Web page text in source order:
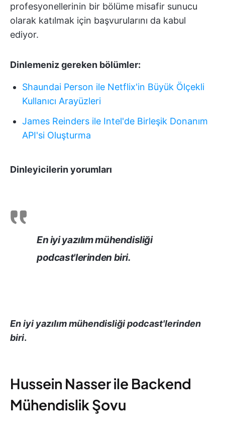
profesyonellerinin bir bölüme misafir sunucu
olarak katılmak için başvurularını da kabul
ediyor.
Dinlemeniz gereken bölümler:
Shaundai Person ile Netflix'in Büyük Ölçekli
Kullanıcı Arayüzleri
James Reinders ile Intel'de Birleşik Donanım
API'si Oluşturma
Dinleyicilerin yorumları
En iyi yazılım mühendisliği
podcast'lerinden biri.
En iyi yazılım mühendisliği podcast'lerinden
biri.
Hussein Nasser ile Backend
Mühendislik Şovu